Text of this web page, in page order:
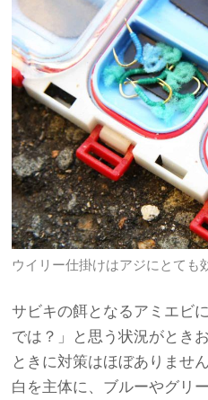
ウイリー仕掛けはアジにとても
サビキの餌となるアミエビ
では？」と思う状況がとき
ときに対策はほぼありませ
白を主体に、ブルーやグリ